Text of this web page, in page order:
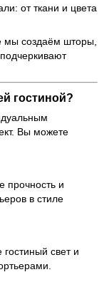
от ткани и цвета
мы создаём шторы,
гостиной?
Вы можете
прочность и
в стиле
свет и